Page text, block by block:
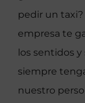
pedir un
empresa te
los sentidos
siempre
nuestro